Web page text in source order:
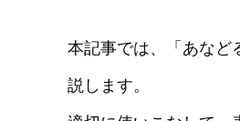
本記事では、「あなど
説します。